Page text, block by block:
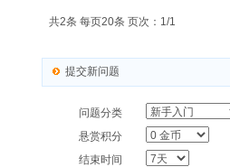
共2条 每页20条 页次：1/1
提交新问题
问题分类
悬赏积分
结束时间